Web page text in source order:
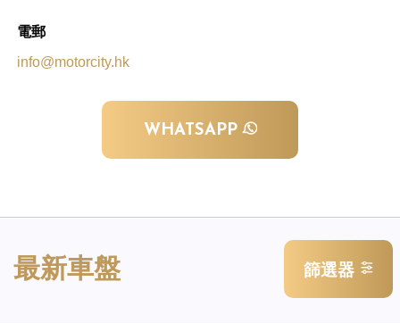
電郵
info@motorcity.hk
WHATSAPP
最新車盤 篩選器